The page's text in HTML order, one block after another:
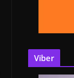
Viber